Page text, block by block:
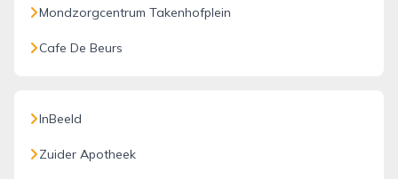
Mondzorgcentrum Takenhofplein
Cafe De Beurs
InBeeld
Zuider Apotheek